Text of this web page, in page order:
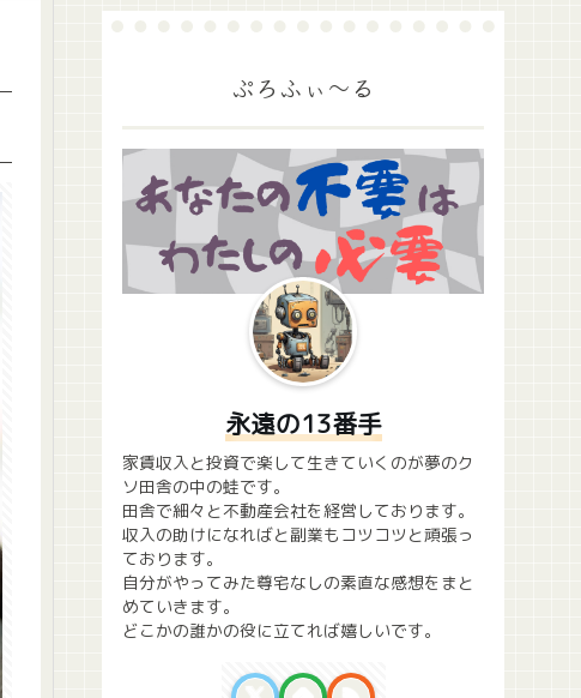
ぷろふぃ～る
永遠の13番手
家賃収入と投資で楽して生きていくのが夢のク
ソ田舎の中の蛙です。
田舎で細々と不動産会社を経営しております。
収入の助けになればと副業もコツコツと頑張っ
ております。
自分がやってみた尊宅なしの素直な感想をまと
めていきます。
どこかの誰かの役に立てれば嬉しいです。